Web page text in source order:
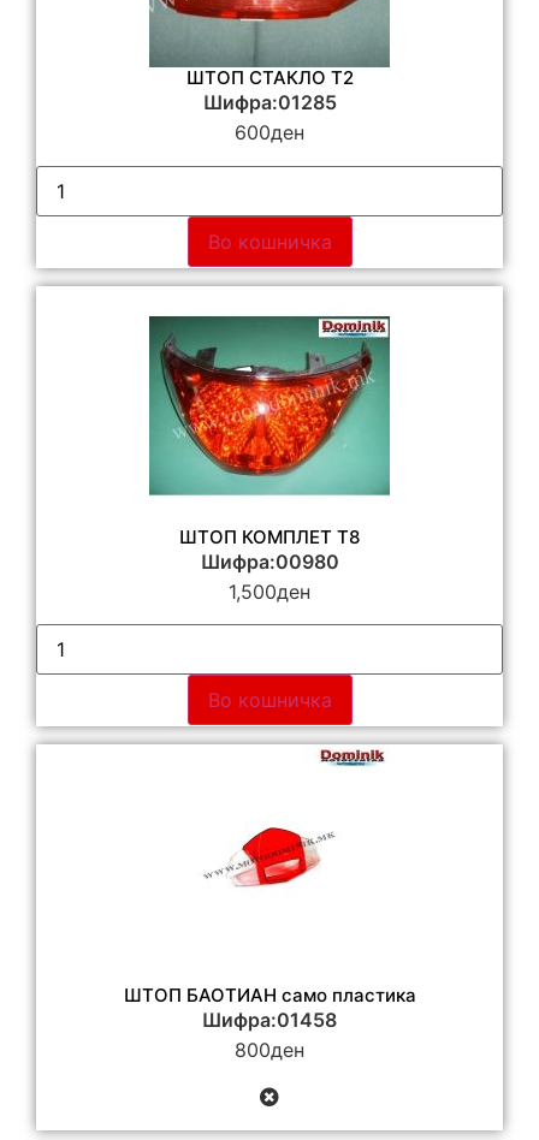
ШТОП СТАКЛО Т2
Шифра:01285
600ден
Во кошничка
ШТОП КОМПЛЕТ Т8
Шифра:00980
1,500ден
Во кошничка
ШТОП БАОТИАН само пластика
Шифра:01458
800ден